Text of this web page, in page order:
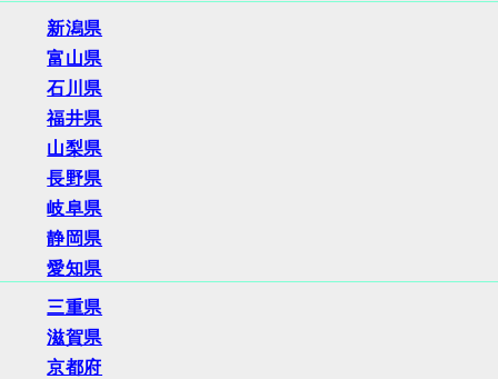
新潟県
富山県
石川県
福井県
山梨県
長野県
岐阜県
静岡県
愛知県
三重県
滋賀県
京都府